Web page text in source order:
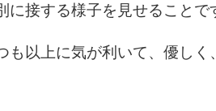
接する様子を見せることで
も以上に気が利いて、優しく